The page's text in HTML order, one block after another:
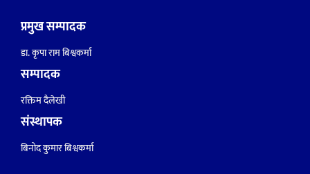
प्रमुख सम्पादक
डा. कृपा राम बिश्वकर्मा
सम्पादक
रक्तिम दैलेखी
संस्थापक
बिनोद कुमार बिश्वकर्मा